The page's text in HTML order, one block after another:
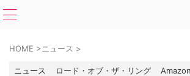
HOME >ニュース >
ニュース ロード・オブ・ザ・リング Amazon